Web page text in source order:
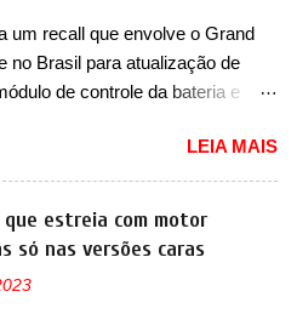
Previsto para ser lançado
na China, o compacto elétrico
para concorrer com uma
e Geely EX2. Visualmente, o A05
design já visto por outros
em especial do SUV
Basicamente sendo o hatch do
com um design que está
um recall que envolve o Grand
no Brasil para atualização de
de controle da bateria e
no dia 10 de outubro de 2025
envolve os proprietários do
4xe, em sua versão única
unidades de ano/modelo 2023 e
precisam retornar a uma
LEIA MAIS
estreia com motor
só nas versões caras